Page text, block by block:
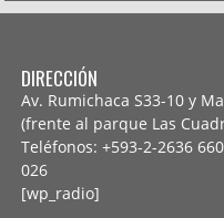
DIRECCIÓN
Av. Rumichaca S33-10 y
(frente al parque Las
Teléfonos: +593-2-2636
026
[wp_radio]